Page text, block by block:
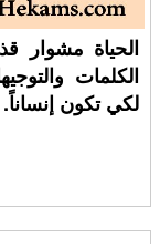
الحياة مشوار
الكلمات
لكي تكون